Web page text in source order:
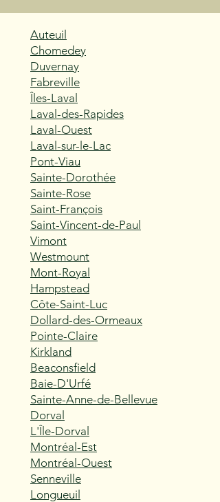
Auteuil
Chomedey
Duvernay
Fabreville
Îles-Laval
Laval-des-Rapides
Laval-Ouest
Laval-sur-le-Lac
Pont-Viau
Sainte-Dorothée
Sainte-Rose
Saint-François
Saint-Vincent-de-Paul
Vimont
Westmount
Mont-Royal
Hampstead
Côte-Saint-Luc
Dollard-des-Ormeaux
Pointe-Claire
Kirkland
Beaconsfield
Baie-D'Urfé
Sainte-Anne-de-Bellevue
Dorval
L'Île-Dorval
Montréal-Est
Montréal-Ouest
Senneville
Longueuil